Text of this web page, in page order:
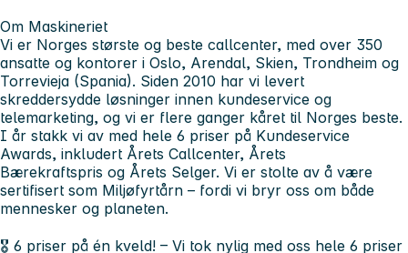
Om Maskineriet
Vi er Norges største og beste callcenter, med over 350
ansatte og kontorer i Oslo, Arendal, Skien, Trondheim og
Torrevieja (Spania). Siden 2010 har vi levert
skreddersydde løsninger innen kundeservice og
telemarketing, og vi er flere ganger kåret til Norges beste.
I år stakk vi av med hele 6 priser på Kundeservice
Awards, inkludert Årets Callcenter, Årets
Bærekraftspris og Årets Selger. Vi er stolte av å være
sertifisert som Miljøfyrtårn – fordi vi bryr oss om både
mennesker og planeten.
🎖️ 6 priser på én kveld! – Vi tok nylig med oss hele 6 priser